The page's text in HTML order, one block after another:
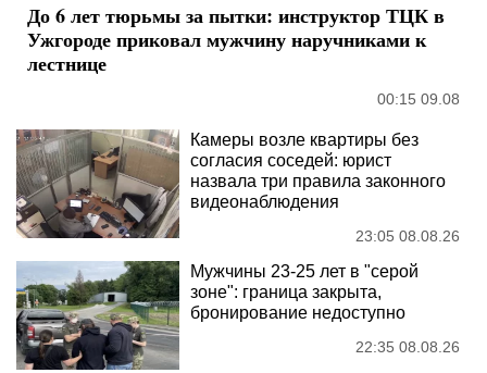
До 6 лет тюрьмы за пытки: инструктор ТЦК в
Ужгороде приковал мужчину наручниками к
лестнице
00:15 09.08
Камеры возле квартиры без
согласия соседей: юрист
назвала три правила законного
видеонаблюдения
23:05 08.08.26
Мужчины 23-25 лет в "серой
зоне": граница закрыта,
бронирование недоступно
22:35 08.08.26